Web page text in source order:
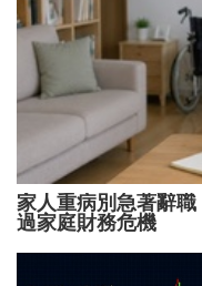
家人重病別急著辭
過家庭財務危機